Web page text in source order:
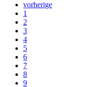
vorherige
1
2
3
4
5
6
7
8
9